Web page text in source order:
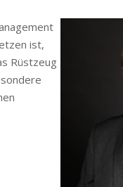
ist,
Rüstzeug